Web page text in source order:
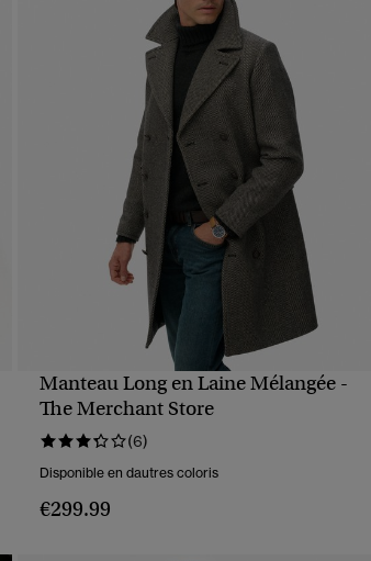
APERÇU RAPIDE
Manteau Long en Laine Mélangée -
The Merchant Store
(6)
Disponible en dautres coloris
€299.99